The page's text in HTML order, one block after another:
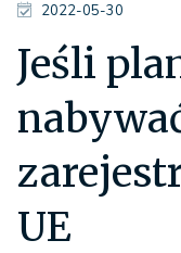
2022-05-30
Jeśli
UE